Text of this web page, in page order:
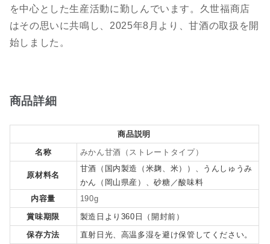
を中心とした生産活動に勤しんでいます。久世福商店
はその思いに共鳴し、2025年8月より、甘酒の取扱を開
始しました。
商品詳細
商品説明
名称
みかん甘酒（ストレートタイプ）
原材料名
甘酒（国内製造（米麹、米））、うんしゅうみ
かん（岡山県産）、砂糖／酸味料
内容量
190g
賞味期限
製造日より360日（開封前）
保存方法
直射日光、高温多湿を避け保管してください。